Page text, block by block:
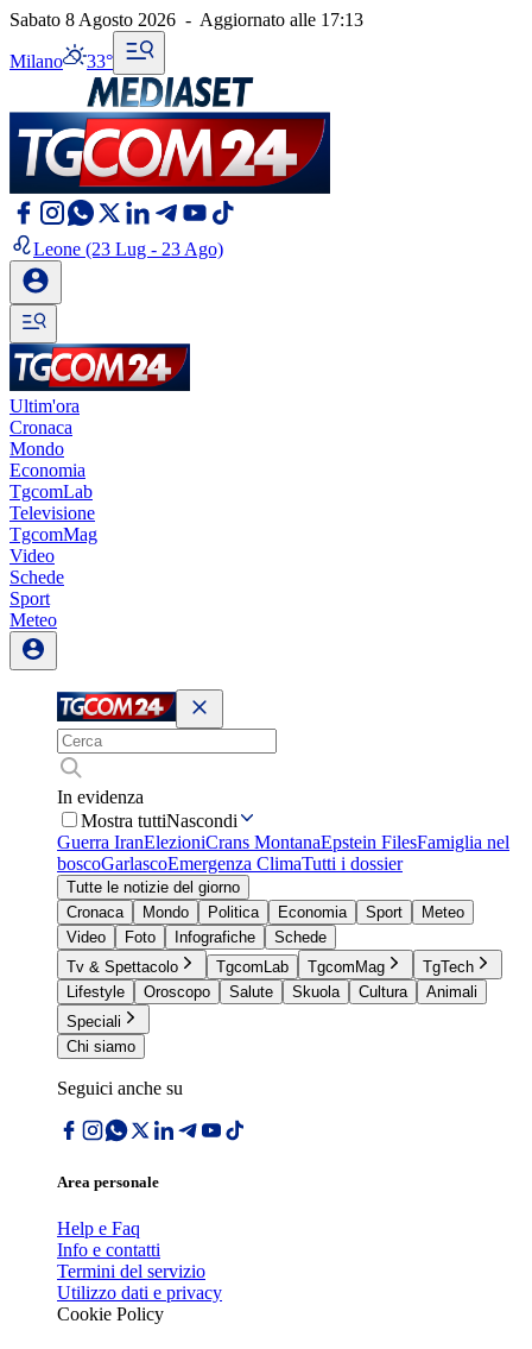
Sabato 8 Agosto 2026 - Aggiornato alle 17:13
Milano 33°
Leone (23 Lug - 23 Ago)
Ultim'ora
Cronaca
Mondo
Economia
TgcomLab
Televisione
TgcomMag
Video
Schede
Sport
Meteo
In evidenza
Mostra tuttiNascondi
Guerra IranElezioniCrans MontanaEpstein FilesFamiglia nel
boscoGarlascoEmergenza ClimaTutti i dossier
Tutte le notizie del giorno
Cronaca
Mondo Politica Economia Sport
Meteo
Video
Foto Infografiche
Schede
Tv & Spettacolo
TgcomLab TgcomMag
TgTech
Lifestyle
Oroscopo Salute Skuola Cultura
Animali
Speciali
Chi siamo
Seguici anche su
Area personale
Help e Faq
Info e contatti
Termini del servizio
Utilizzo dati e privacy
Cookie Policy